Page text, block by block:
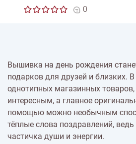
0
Вышивка на день рождения
подарков для друзей и близких. В
однотипных магазинных товаров,
интересным, а главное
помощью можно необычным
тёплые слова поздравлений,
частичка души и энергии.